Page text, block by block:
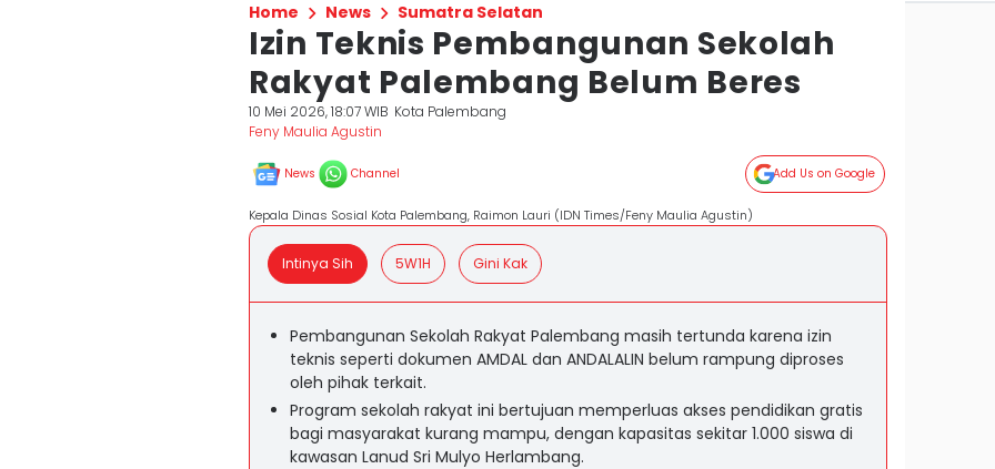
Home News Sumatra Selatan
Izin Teknis Pembangunan Sekolah
Rakyat Palembang Belum Beres
10 Mei 2026, 18:07 WIB Kota Palembang
Feny Maulia Agustin
News Channel Add Us on Google
Kepala Dinas Sosial Kota Palembang, Raimon Lauri (IDN Times/Feny Maulia Agustin)
Intinya Sih 5W1H Gini Kak
Pembangunan Sekolah Rakyat Palembang masih tertunda karena izin
teknis seperti dokumen AMDAL dan ANDALALIN belum rampung diproses
oleh pihak terkait.
Program sekolah rakyat ini bertujuan memperluas akses pendidikan gratis
bagi masyarakat kurang mampu, dengan kapasitas sekitar 1.000 siswa di
kawasan Lanud Sri Mulyo Herlambang.